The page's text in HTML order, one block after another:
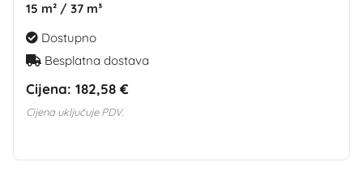
15 m² / 37 m³
Dostupno
Besplatna dostava
Cijena: 182,58 €
Cijena uključuje PDV.